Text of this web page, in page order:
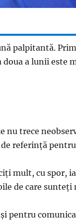
palpitantă.
doua a lunii este
trece
referinţă
mult, cu spor,
de care sunteţi
pentru